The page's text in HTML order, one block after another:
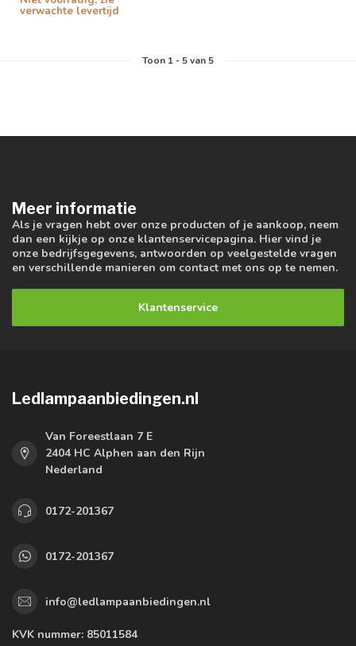
verwachte levertijd
Toon 1-5van 5
Meer informatie
Als je vragen hebt over onze producten of je aankoop, neem
dan een kijkje op onze klantenservicepagina. Hier vind je
onze bedrijfsgegevens, antwoorden op veelgestelde vragen
en verschillende manieren om contact met ons op te nemen.
Klantenservice
Ledlampaanbiedingen.nl
Van Foreestlaan 7 E
2404 HC Alphen aan den Rijn
Nederland
0172-201367
0172-201367
info@ledlampaanbiedingen.nl
KVK nummer: 85011584